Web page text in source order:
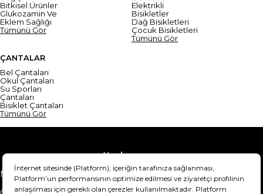
Bitkisel Ürünler
Glukozamin Ve
Eklem Sağlığı
Tümünü Gör
Elektrikli
Bisikletler
Dağ Bisikletleri
Çocuk Bisikletleri
Tümünü Gör
ÇANTALAR
Bel Çantaları
Okul Çantaları
Su Sporları
Çantaları
Bisiklet Çantaları
Tümünü Gör
Yardım
Mesafeli Satış Sözleşmesi
Teslimat Bilgisi